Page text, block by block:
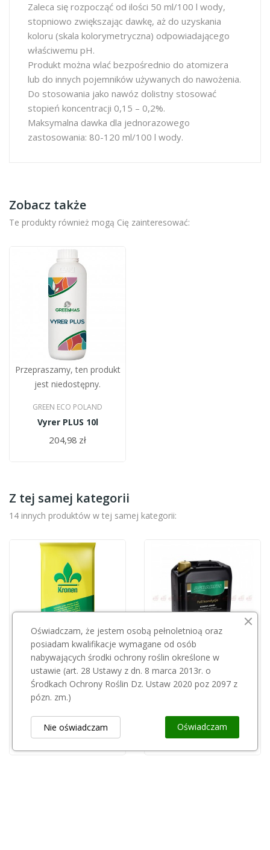
Zaleca się rozpocząć od ilości 50 ml/100 l wody,
stopniowo zwiększając dawkę, aż do uzyskania
koloru (skala kolorymetryczna) odpowiadającego
właściwemu pH.
Produkt można wlać bezpośrednio do atomizera
lub do innych pojemników używanych do nawożenia.
Do stosowania jako nawóz dolistny stosować
stopień koncentracji 0,15 – 0,2%.
Maksymalna dawka dla jednorazowego
zastosowania: 80-120 ml/100 l wody.
Zobacz także
Te produkty również mogą Cię zainteresować:
Przepraszamy, ten produkt
jest niedostępny.
GREEN ECO POLAND
Vyrer PLUS 10l
204,98 zł
Z tej samej kategorii
14 innych produktów w tej samej kategorii:
Przepraszamy, ten produkt
jest niedostępny.
17,00 zł
AGRARIUS
Oświadczam, że jestem osobą pełnoletnioą oraz
posiadam kwalifikacje wymagane od osób
nabywających środki ochrony roślin określone w
ustawie (art. 28 Ustawy z dn. 8 marca 2013r. o
Środkach Ochrony Roślin Dz. Ustaw 2020 poz 2097 z
pózn. zm.)
Oświadczam
Nie oświadczam